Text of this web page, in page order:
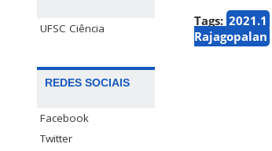
UFSC Ciência
REDES SOCIAIS
Facebook
Twitter
Tags: 2021.1
Rajagopalan